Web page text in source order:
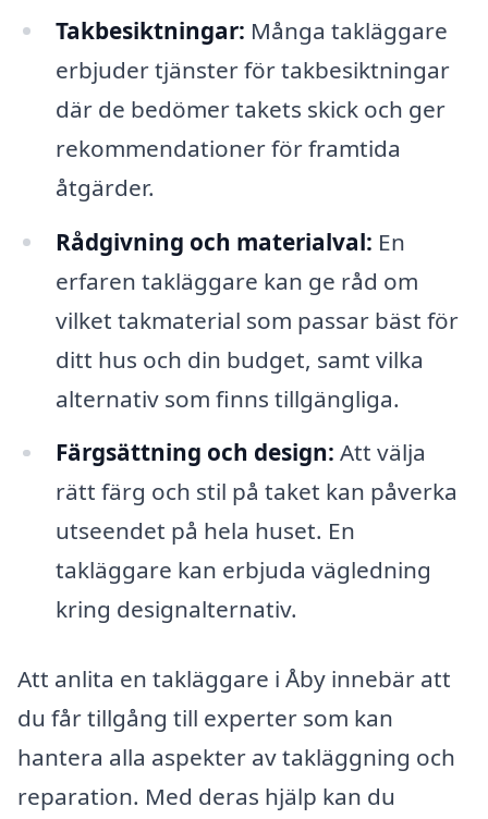
Takbesiktningar: Många takläggare
erbjuder tjänster för takbesiktningar
där de bedömer takets skick och ger
rekommendationer för framtida
åtgärder.
Rådgivning och materialval: En
erfaren takläggare kan ge råd om
vilket takmaterial som passar bäst för
ditt hus och din budget, samt vilka
alternativ som finns tillgängliga.
Färgsättning och design: Att välja
rätt färg och stil på taket kan påverka
utseendet på hela huset. En
takläggare kan erbjuda vägledning
kring designalternativ.
Att anlita en takläggare i Åby innebär att
du får tillgång till experter som kan
hantera alla aspekter av takläggning och
reparation. Med deras hjälp kan du